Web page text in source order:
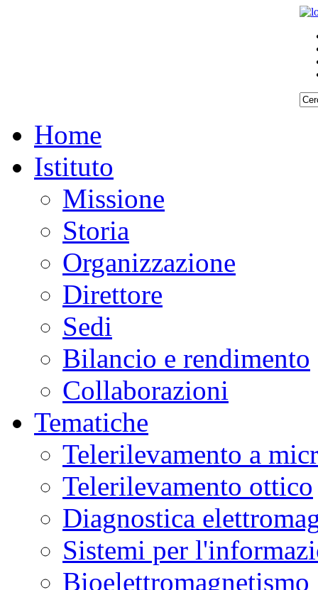
Home
Istituto
Missione
Storia
Organizzazione
Direttore
Sedi
Bilancio e rendimento
Collaborazioni
Tematiche
Telerilevamento a
Telerilevamento ottico
Diagnostica
Sistemi per
Bioelettromagnetismo